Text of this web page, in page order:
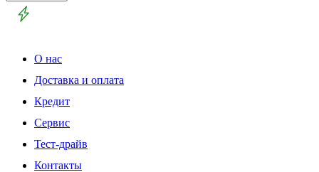
О нас
Доставка и оплата
Кредит
Сервис
Тест-драйв
Контакты